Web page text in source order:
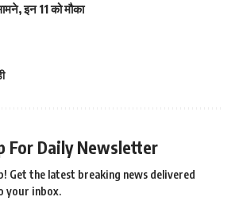
इन 11 को मौका
For Daily Newsletter
Get the latest breaking news delivered
your inbox.